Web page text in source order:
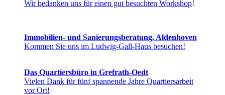
Wir bedanken uns für einen gut besuchten Workshop!
Immobilien- und Sanierungsberatung, Aldenhoven
Kommen Sie uns im Ludwig-Gall-Haus besuchen!
Das Quartiersbüro in Grefrath-Oedt
Vielen Dank für fünf spannende Jahre Quartiersarbeit
vor Ort!